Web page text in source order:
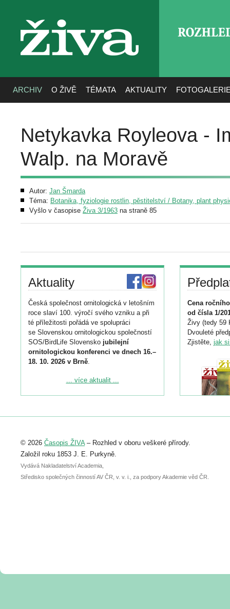
živa
ARCHIV O ŽIVĚ TÉMATA AKTUALITY
Netykavka Royleova -
Walp. na Moravě
Autor: Jan Šmarda
Téma: Botanika, fyziologie rostlin, pěstitelství / Botany, plant
Vyšlo v časopise Živa 3/1963 na straně 85
Aktuality
Česká společnost ornitologická v letošním
roce slaví 100. výročí svého vzniku a při
té příležitosti pořádá ve spolupráci
se Slovenskou ornitologickou společností
SOS/BirdLife Slovensko jubilejní
ornitologickou konferenci ve dnech 16.–
18. 10. 2026 v Brně.
Podrobnější informace ke konferenci
Registrovat se můžete do 6. září.
abstraktu přihlášené přednášky nebo
posteru je už 30. června.
... více aktualit ...
Cena
od čísla 1/
Živy (tedy 59
Dvouleté
Zjistěte, jak
© 2026 Časopis ŽIVA– Rozhled v oboru veškeré přírody.
Založil roku 1853 J. E. Purkyně.
Vydává Nakladatelství Academia,
Středisko společných činností AV ČR, v. v. i., za podpory Akademie věd ČR.